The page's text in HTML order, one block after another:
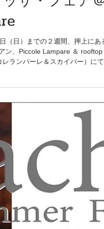
サ・フェア＠
（日）までの２週間、押上にある
ン、Piccole Lampare ＆ rooftop
レランパーレ＆スカイバー）にて
サ・セレッタのフェアが開催され
ンパーレにはテラス席があり抜群
...